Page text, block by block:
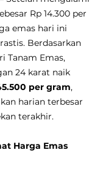
Rp 14.300 per
emas hari ini
Berdasarkan
Tanam Emas,
24 karat naik
per gram,
harian terbesar
terakhir.
Harga Emas